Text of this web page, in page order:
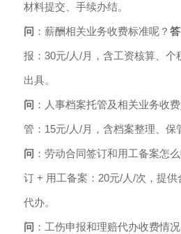
材料提交、手续办结。
问 ：薪酬相关业务收费标准呢？ 答
报：30元/人/月，含工资核算、个
出具。
问 ：人事档案托管及相关业务收
管：15元/人/月，含档案整理、保
问 ：劳动合同签订和用工备案怎
订 + 用工备案：20元/人/次，提
代办。
问 ：工伤申报和理赔代办收费情况